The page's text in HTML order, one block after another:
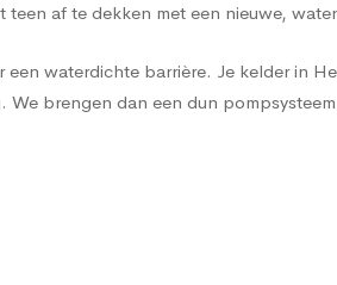
af te dekken met een nieuwe,
waterdichte barrière. Je kelder in
We brengen dan een dun